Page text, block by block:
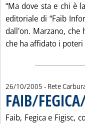
“Ma dove sta e chi è
editoriale di “Faib
dall'on. Marzano, che
che ha affidato i poteri
26/10/2005 - Rete
FAIB/
Faib, Fegica e Figisc,